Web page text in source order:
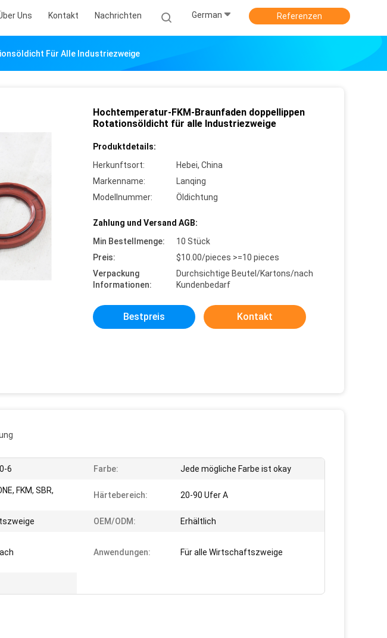
Uns Kontakt Nachrichten German Referenzen
Für Alle Industriezweige
Hochtemperatur-FKM-Braunfaden doppellippen
Rotationsöldicht für alle Industriezweige
Produktdetails:
Herkunftsort:
Hebei, China
Markenname:
Lanqing
Modellnummer:
Öldichtung
Zahlung und Versand AGB:
Min Bestellmenge:
10 Stück
Preis:
$10.00/pieces >=10 pieces
Verpackung
Informationen:
Durchsichtige Beutel/Kartons/nach
Kundenbedarf
Bestpreis Kontakt
6 Farbe: Jede mögliche Farbe ist okay
FKM, SBR,
Härtebereich: 20-90 Ufer A
OEM/ODM: Erhältlich
Anwendungen: Für alle Wirtschaftszweige